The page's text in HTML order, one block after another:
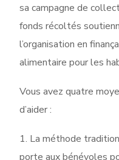
sa campagne de
fonds récoltés
l’organisation en
alimentaire pour les
Vous avez quatre
d’aider :
1. La méthode
porte aux bénévoles